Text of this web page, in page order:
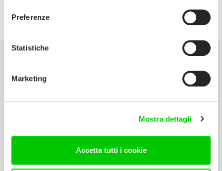
Preferenze
Statistiche
Marketing
Mostra dettagli
Accetta tutti i cookie
P:0861 232187
Scarica il catalogo
Contatti